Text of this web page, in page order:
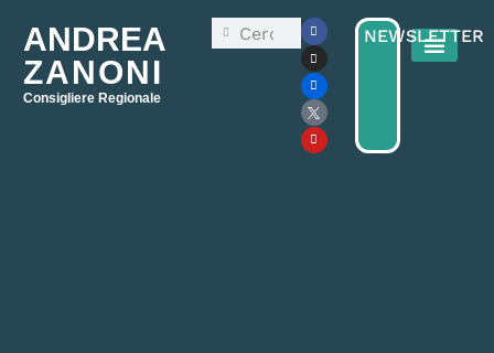
ANDREA
ZANONI
Consigliere Regionale
NEWSLETTER